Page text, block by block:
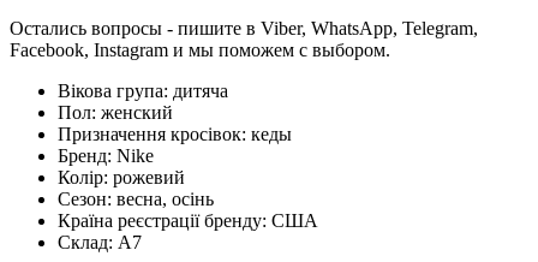
Остались вопросы - пишите в Viber, WhatsApp, Telegram,
Facebook, Instagram и мы поможем с выбором.
Вікова група: дитяча
Пол: женский
Призначення кросівок: кеды
Бренд: Nike
Колір: рожевий
Сезон: весна, осінь
Країна реєстрації бренду: США
Склад: А7